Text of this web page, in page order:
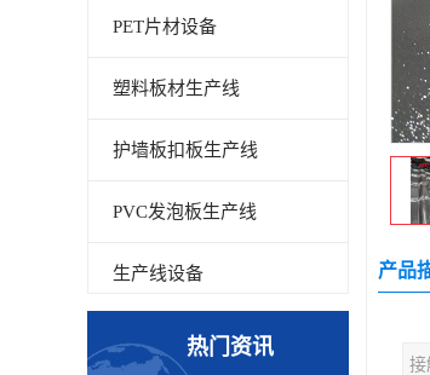
PET片材设备
塑料板材生产线
护墙板扣板生产线
PVC发泡板生产线
生产线设备
碳晶板生产线热门资讯
产品
接